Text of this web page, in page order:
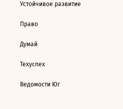
Устойчивое развитие
Право
Думай
Техуспех
Ведомости Юг